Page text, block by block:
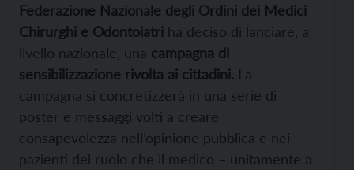
Federazione Nazionale degli Ordini dei Medici
Chirurghi e Odontoiatri ha deciso di lanciare, a
livello nazionale, una campagna di
sensibilizzazione rivolta ai cittadini. La
campagna si concretizzerà in una serie di
poster e messaggi volti a creare
consapevolezza nell’opinione pubblica e nei
pazienti del ruolo che il medico – unitamente a